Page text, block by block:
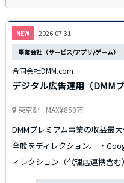
NEW 2026.07.31
事業会社（サービス/アプリ/ゲーム）
合同会社DMM.com
デジタル広告運用（DMMプ
東京都 MAX 850万
DMMプレミアム事業の収益最
全般をディレクション。 ・
ィレクション（代理店連携含む